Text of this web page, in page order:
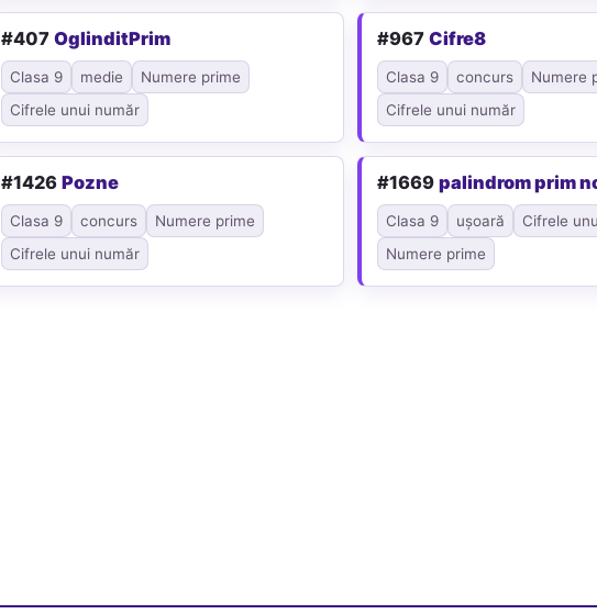
#407 OglinditPrim
Clasa 9 medie
Numere prime
Cifrele unui număr
#967 Cifre8
Clasa 9 concurs
Numere
Cifrele unui număr
#1426 Pozne
Clasa 9 concurs
Numere prime
Cifrele unui număr
#1669 palindrom prim
Clasa 9 ușoară
Cifrele
Numere prime